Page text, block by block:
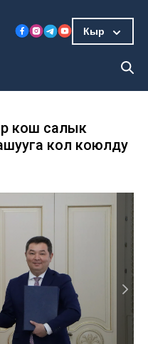
Кыр
кош салык
кол коюлду